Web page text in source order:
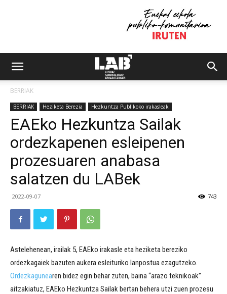
BERRIAK
BERRIAK Heziketa Berezia Hezkuntza Publikoko irakasleak
EAEko Hezkuntza Sailak
ordezkapenen esleipenen
prozesuaren anabasa
salatzen du LABek
2022-09-07 743
Astelehenean, irailak 5, EAEko irakasle eta heziketa bereziko
ordezkagaiek bazuten aukera esleituriko lanpostua ezagutzeko.
Ordezkagunearen bidez egin behar zuten, baina “arazo teknikoak”
aitzakiatuz, EAEko Hezkuntza Sailak bertan behera utzi zuen prozesu